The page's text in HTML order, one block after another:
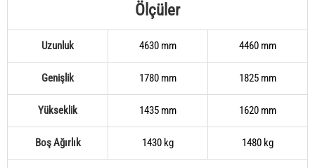
Ölçüler
Uzunluk 4630 mm 4460 mm
Genişlik 1780 mm 1825 mm
Yükseklik 1435 mm 1620 mm
Boş Ağırlık 1430 kg 1480 kg